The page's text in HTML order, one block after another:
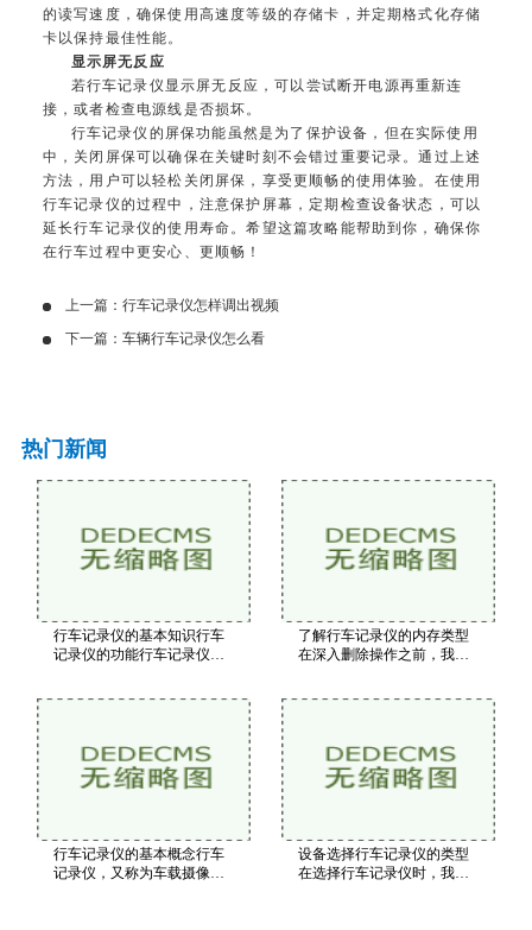
的读写速度，确保使用高速度等级的存储卡，并定期格式化存储
卡以保持最佳性能。
显示屏无反应
若行车记录仪显示屏无反应，可以尝试断开电源再重新连
接，或者检查电源线是否损坏。
行车记录仪的屏保功能虽然是为了保护设备，但在实际使用
中，关闭屏保可以确保在关键时刻不会错过重要记录。通过上述
方法，用户可以轻松关闭屏保，享受更顺畅的使用体验。在使用
行车记录仪的过程中，注意保护屏幕，定期检查设备状态，可以
延长行车记录仪的使用寿命。希望这篇攻略能帮助到你，确保你
在行车过程中更安心、更顺畅！
上一篇： 行车记录仪怎样调出视频
下一篇： 车辆行车记录仪怎么看
热门新闻
行车记录仪的基本知识行车
记录仪的功能行车记录仪的
重要视频片段。停车
了解行车记录仪的内存类型
在深入删除操作之前，我们
车记录仪使用SD卡作为
行车记录仪的基本概念行车
记录仪，又称为车载摄像
设备选择行车记录仪的类型
在选择行车记录仪时，我们